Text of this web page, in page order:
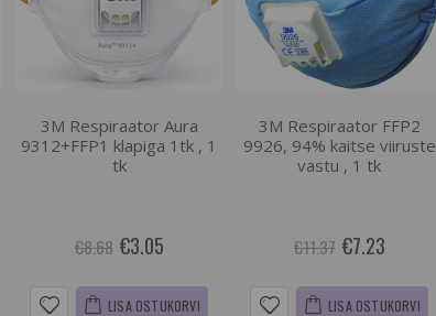
3M Respiraator Aura
9312+FFP1 klapiga 1tk , 1
tk
€8.68 €3.05
LISA OSTUKORVI
3M Respiraator FFP2
9926, 94% kaitse viiruste
vastu , 1 tk
€11.37 €7.23
LISA OSTUKORVI